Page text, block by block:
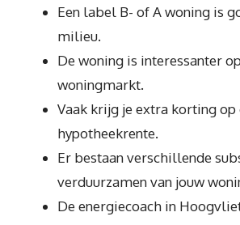
Een label B- of A woning is
milieu.
De woning is interessanter
woningmarkt.
Vaak krijg je extra korting op
hypotheekrente.
Er bestaan verschillende
verduurzamen van jouw
De energiecoach in